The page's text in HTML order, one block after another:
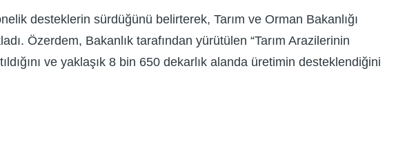
desteklerin sürdüğünü belirterek, Tarım ve Orman Bakanlığı
Özerdem, Bakanlık tarafından yürütülen “Tarım Arazilerinin
ve yaklaşık 8 bin 650 dekarlık alanda üretimin desteklendiğini